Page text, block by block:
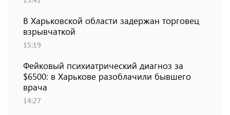
В Харьковской области задержан торговец
взрывчаткой
15:19
Фейковый психиатрический диагноз за
$6500: в Харькове разоблачили бывшего
врача
14:27